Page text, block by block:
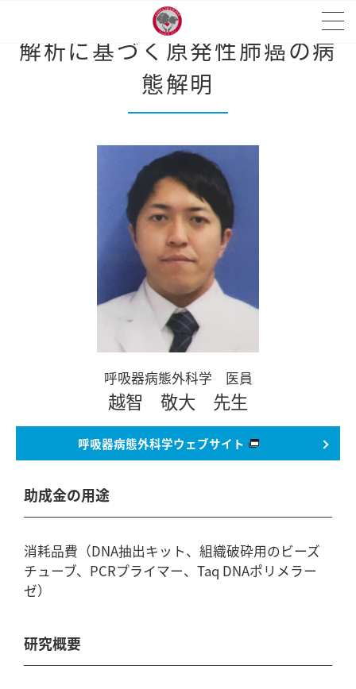
肺・腸内マイクロバイオーム
解析に基づく原発性肺癌の病
態解明
呼吸器病態外科学 医員
越智 敬大 先生
呼吸器病態外科学ウェブサイト
助成金の用途
消耗品費（DNA抽出キット、組織破砕用のビーズ
チューブ、PCRプライマー、Taq DNAポリメラー
ゼ）
研究概要